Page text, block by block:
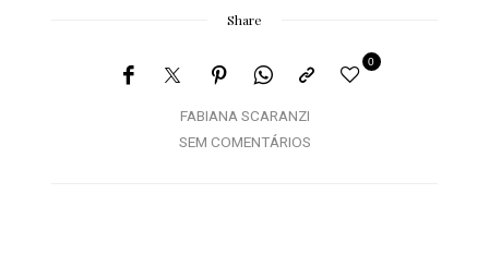
Share
FABIANA SCARANZI
0
SEM COMENTÁRIOS